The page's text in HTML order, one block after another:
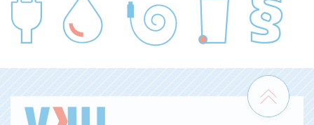
WASSER/ABWASSER
Zum